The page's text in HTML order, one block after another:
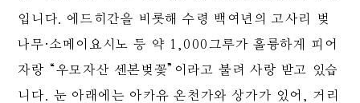
입니다. 에드히간을 비롯해 수령 백여년의 고사리 벚
나무·소메이요시노 등 약 1,000그루가 훌륭하게 피어
자랑 “우모자산 센본벚꽃”이라고 불려 사랑 받고 있습
니다. 눈 아래에는 아카유 온천가와 상가가 있어, 거리